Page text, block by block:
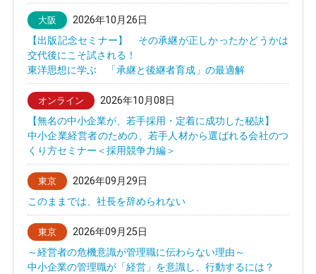
大阪
2026年10月26日
【出版記念セミナー】 その承継が正しかったかどうかは
交代後にこそ試される！
東洋思想に学ぶ 「承継と後継者育成」の最適解
オンライン
2026年10月08日
【無名の中小企業が、若手採用・定着に成功した秘訣】
中小企業経営者のための、若手人材から選ばれる会社のつ
くり方セミナー＜採用競争力編＞
東京
2026年09月29日
このままでは、社長を辞められない
東京
2026年09月25日
～経営者の危機意識が管理職に伝わらない理由～
中小企業の管理職が「経営」を意識し、行動するには？